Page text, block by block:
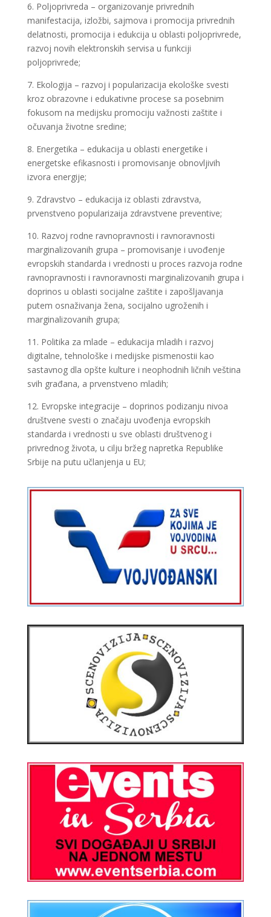
6. Poljoprivreda – organizovanje privrednih
manifestacija, izložbi, sajmova i promocija privrednih
delatnosti, promocija i edukcija u oblasti poljoprivrede,
razvoj novih elektronskih servisa u funkciji
poljoprivrede;
7. Ekologija – razvoj i popularizacija ekološke svesti
kroz obrazovne i edukativne procese sa posebnim
fokusom na medijsku promociju važnosti zaštite i
očuvanja životne sredine;
8. Energetika – edukacija u oblasti energetike i
energetske efikasnosti i promovisanje obnovljivih
izvora energije;
9. Zdravstvo – edukacija iz oblasti zdravstva,
prvenstveno popularizaija zdravstvene preventive;
10. Razvoj rodne ravnopravnosti i ravnoravnosti
marginalizovanih grupa – promovisanje i uvođenje
evropskih standarda i vrednosti u proces razvoja rodne
ravnopravnosti i ravnoravnosti marginalizovanih grupa i
doprinos u oblasti socijalne zaštite i zapošljavanja
putem osnaživanja žena, socijalno ugroženih i
marginalizovanih grupa;
11. Politika za mlade – edukacija mladih i razvoj
digitalne, tehnološke i medijske pismenostii kao
sastavnog dla opšte kulture i neophodnih ličnih veština
svih građana, a prvenstveno mladih;
12. Evropske integracije – doprinos podizanju nivoa
društvene svesti o značaju uvođenja evropskih
standarda i vrednosti u sve oblasti društvenog i
privrednog života, u cilju bržeg napretka Republike
Srbije na putu učlanjenja u EU;